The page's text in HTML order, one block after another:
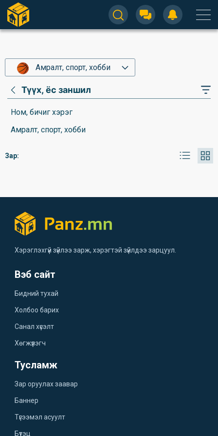
Амралт, спорт, хобби
Түүх, ёс заншил
Ном, бичиг хэрэг
Амралт, спорт, хобби
Зар:
Хэрэглэхгүй зүйлээ зарж, хэрэгтэй зүйлдээ зарцуул.
Вэб сайт
Бидний тухай
Холбоо барих
Санал хүсэлт
Хөгжүүлэгч
Тусламж
Зар оруулах заавар
Баннер
Түгээмэл асуулт
Бүтэц